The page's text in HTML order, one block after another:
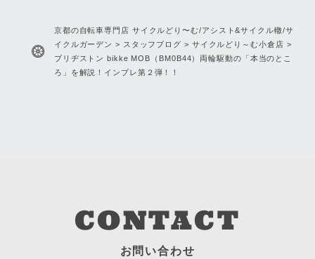
京都の自転車専門店 サイクルどり〜む/アシスト&サイクル轍/サ
イクルガーデン > スタッフブログ > サイクルどり～む小倉店 >
ブリヂストン bikke MOB（BM0B44）両輪駆動の「本当のとこ
ろ」を解説！インプレ第２弾！！
CONTACT
お問い合わせ